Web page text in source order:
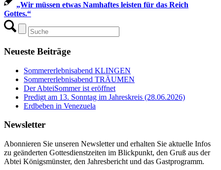
„Wir müssen etwas Namhaftes leisten für das Reich
Gottes.“
Neueste Beiträge
Sommererlebnisabend KLINGEN
Sommererlebnisabend TRÄUMEN
Der AbteiSommer ist eröffnet
Predigt am 13. Sonntag im Jahreskreis (28.06.2026)
Erdbeben in Venezuela
Newsletter
Abonnieren Sie unseren Newsletter und erhalten Sie aktuelle Infos
zu geänderten Gottesdienstzeiten im Blickpunkt, den Gruß aus der
Abtei Königsmünster, den Jahresbericht und das Gastprogramm.